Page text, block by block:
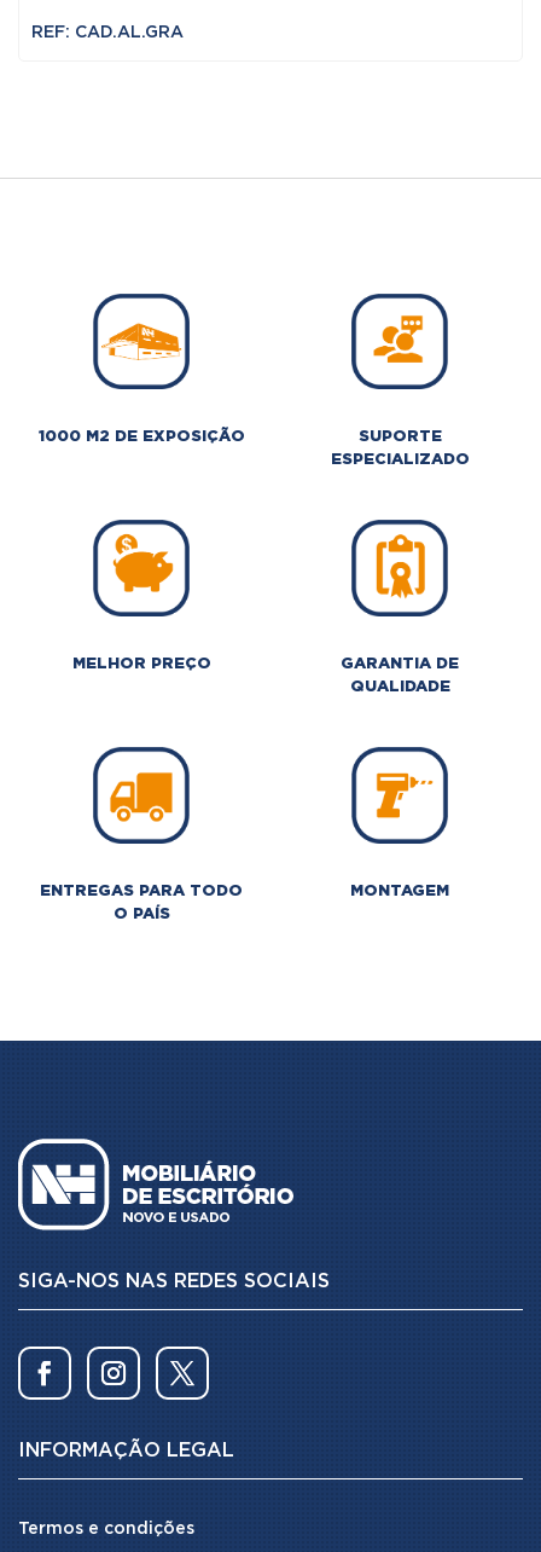
REF: CAD.AL.GRA
1000 M2 DE EXPOSIÇÃO
SUPORTE
ESPECIALIZADO
MELHOR PREÇO
GARANTIA DE
QUALIDADE
ENTREGAS PARA TODO
O PAÍS
MONTAGEM
SIGA-NOS NAS REDES SOCIAIS
INFORMAÇÃO LEGAL
Termos e condições